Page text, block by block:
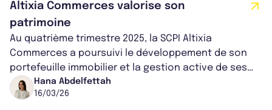
Altixia Commerces valorise son
patrimoine
Au quatrième trimestre 2025, la SCPI Altixia
Commerces a poursuivi le développement de son
portefeuille immobilier et la gestion active de ses
actifs. Entre acquisition d’un retail...
Hana Abdelfettah
16/03/26